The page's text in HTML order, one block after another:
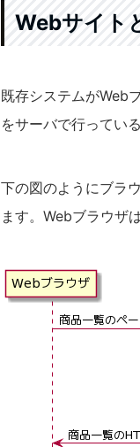
Webサイト
既存システムがWeb
をサーバで行ってい
下の図のようにブラ
ます。Webブラウザ